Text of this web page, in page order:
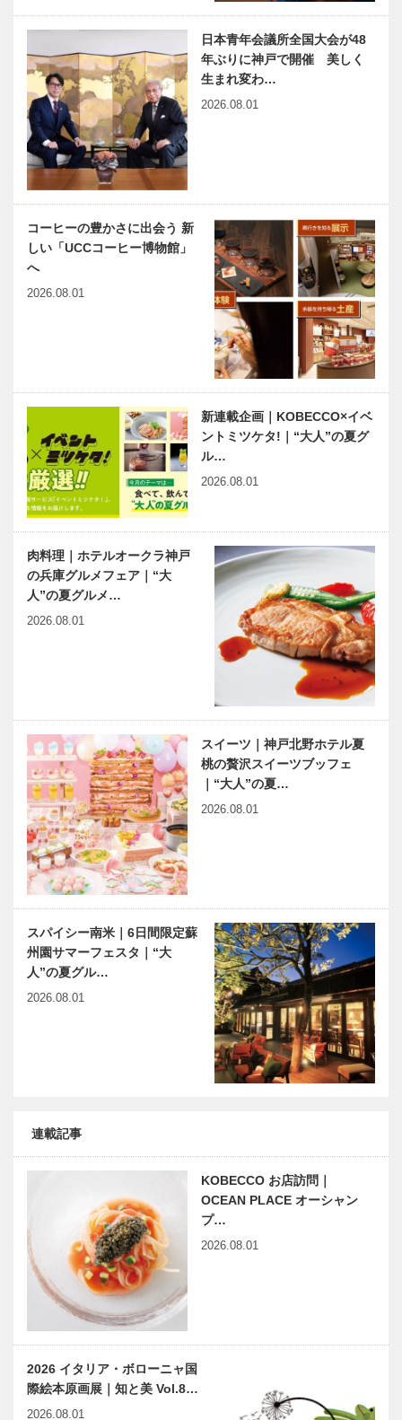
999？～
1082？…
戸酒心館（株
式会社神戸酒
心館）
記 Vol.1｜櫻
正宗記念館
神戸酒蔵探訪
記 Vol.1｜沢
の鶴資料館
（沢の鶴株式
会社）
式会社）
神戸酒蔵探訪
記 Vol.1｜浜
神戸酒蔵探訪
記 Vol.2｜
2024年 灘五
郷 蔵開き
（入場無
料） 最新
NEWS…
ぐりもさらに
楽し♪
「桜梅桃李の
会」結成｜甲
南会など一般
同窓会
神戸東ロータ
リークラブ
ホスピスボラ
ンティア ハ
会
神大病院の魅
力はココだ！
出会いと学びの旅から
Vol.02
代の感覚でマ
ルチに情報を
発信！！お笑
いタレン…
今月の映画と
連載エッセイ
／喫茶店の書
斎から93
田中冬二の詩
碑探訪
ベトナム元気
X躍動するア
祝！開業 新
幹線で旅する
福井
子
日本青年会議所全国大会が48
年ぶりに神戸で開催 美しく
生まれ変わ…
2026.08.01
コーヒーの豊かさに出会う 新
しい「UCCコーヒー博物館」
へ
2026.08.01
新連載企画｜KOBECCO×イベ
ントミツケタ!｜“大人”の夏グ
ル…
2026.08.01
肉料理｜ホテルオークラ神戸
の兵庫グルメフェア｜“大
人”の夏グルメ…
2026.08.01
スイーツ｜神戸北野ホテル夏
桃の贅沢スイーツブッフェ
｜“大人”の夏…
2026.08.01
スパイシー南米｜6日間限定蘇
州園サマーフェスタ｜“大
人”の夏グル…
2026.08.01
連載記事
KOBECCO お店訪問｜
OCEAN PLACE オーシャン
プ…
2026.08.01
2026 イタリア・ボローニャ国
際絵本原画展｜知と美 Vol.8…
2026.08.01